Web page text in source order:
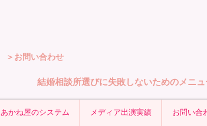
＞お問い合わせ
結婚相談所選びに失敗しないためのメニュ
あかね屋のシステム メディア出演実績 お問い合